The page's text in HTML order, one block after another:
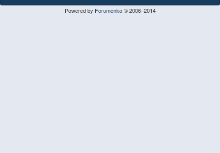
Powered by Forumenko© 2006–2014